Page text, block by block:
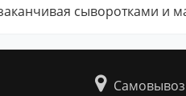
сыворотками и
Самовывоз